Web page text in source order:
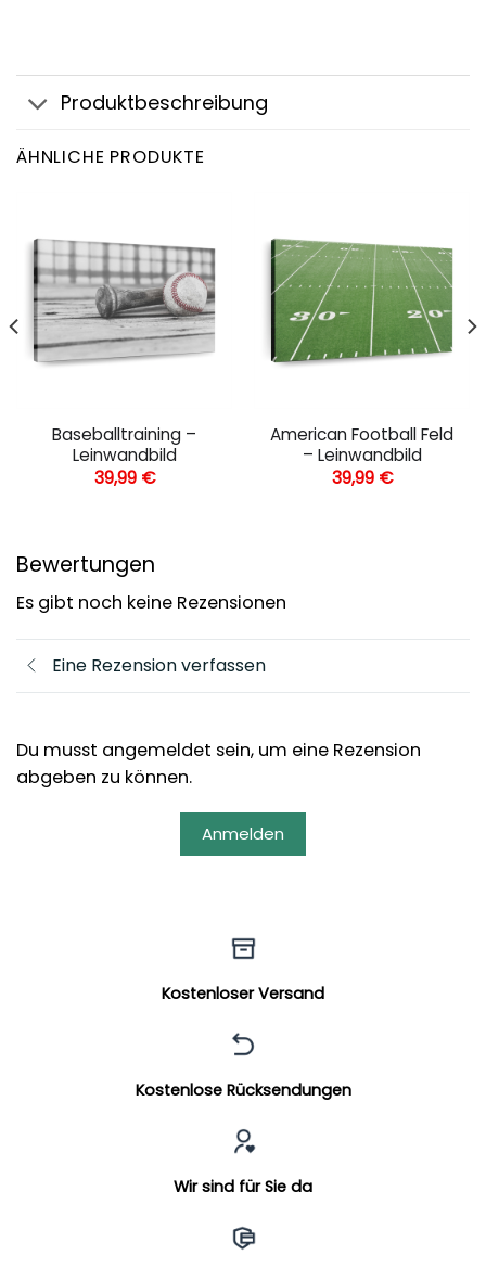
Produktbeschreibung
ÄHNLICHE PRODUKTE
Baseballtraining –
Leinwandbild
39,99 €
American Football Feld
– Leinwandbild
39,99 €
Bewertungen
Es gibt noch keine Rezensionen
Eine Rezension verfassen
Du musst angemeldet sein, um eine Rezension
abgeben zu können.
Anmelden
Kostenloser Versand
Kostenlose Rücksendungen
Wir sind für Sie da